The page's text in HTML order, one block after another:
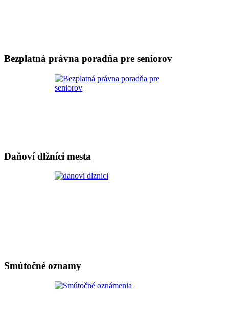
Bezplatná právna poradňa pre seniorov
Daňoví dlžníci mesta
Smútočné oznamy